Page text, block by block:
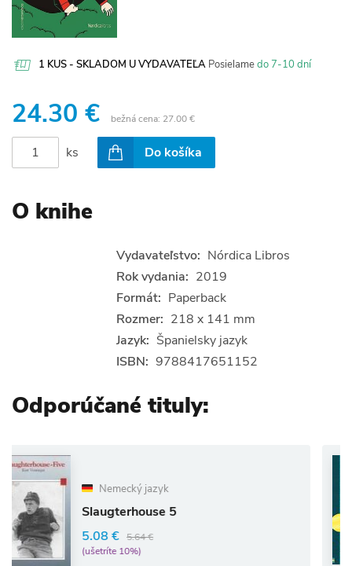
1 KUS - SKLADOM U VYDAVATEĽA Posielamedo 7-10 dní
24.30 € bežná cena: 27.00 €
ks Do košíka
O knihe
Vydavateľstvo: Nórdica Libros
Rok vydania: 2019
Formát: Paperback
Rozmer: 218 x 141 mm
Jazyk: Španielsky jazyk
ISBN: 9788417651152
Odporúčané tituly:
Nemecký jazyk
Slaugterhouse 5
5.08 € 5.64 €
(ušetríte 10%)